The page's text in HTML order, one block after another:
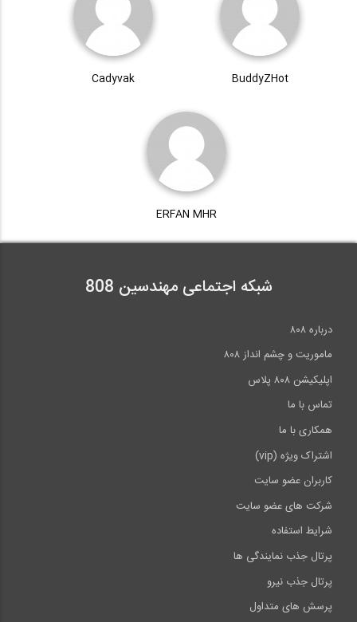
BuddyZHot
Cadyvak
ERFAN MHR
شبکه اجتماعی مهندسین 808
درباره ۸۰۸
ماموریت و چشم انداز ۸۰۸
اپلیکیشن ۸۰۸ پلاس
تماس با ما
همکاری با ما
اشتراک ویژه (vip)
کاربران عضو سایت
شرکت های عضو سایت
شرایط استفاده
پرتال جذب نمایندگی ها
پرتال جذب نیرو
پرسش های متداول